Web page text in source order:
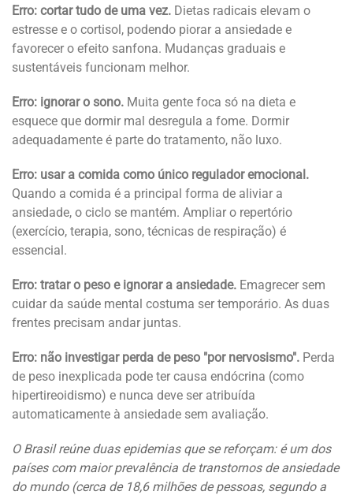
Erro: cortar tudo de uma vez. Dietas radicais elevam o
estresse e o cortisol, podendo piorar a ansiedade e
favorecer o efeito sanfona. Mudanças graduais e
sustentáveis funcionam melhor.
Erro: ignorar o sono. Muita gente foca só na dieta e
esquece que dormir mal desregula a fome. Dormir
adequadamente é parte do tratamento, não luxo.
Erro: usar a comida como único regulador emocional.
Quando a comida é a principal forma de aliviar a
ansiedade, o ciclo se mantém. Ampliar o repertório
(exercício, terapia, sono, técnicas de respiração) é
essencial.
Erro: tratar o peso e ignorar a ansiedade. Emagrecer sem
cuidar da saúde mental costuma ser temporário. As duas
frentes precisam andar juntas.
Erro: não investigar perda de peso "por nervosismo". Perda
de peso inexplicada pode ter causa endócrina (como
hipertireoidismo) e nunca deve ser atribuída
automaticamente à ansiedade sem avaliação.
O Brasil reúne duas epidemias que se reforçam: é um dos
países com maior prevalência de transtornos de ansiedade
do mundo (cerca de 18,6 milhões de pessoas, segundo a